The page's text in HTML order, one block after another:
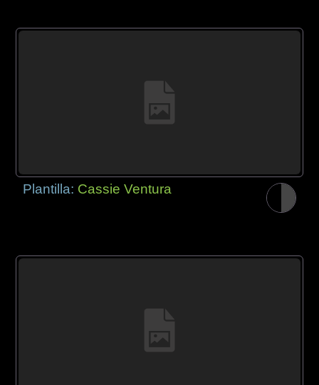
Plantilla: Cassie Ventura